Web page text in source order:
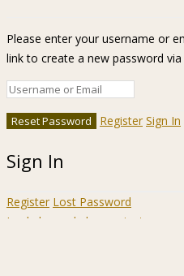
Please enter your username or
link to create a new password via
Register Sign In
Sign In
Register Lost Password
Ir a la barra de herramientas